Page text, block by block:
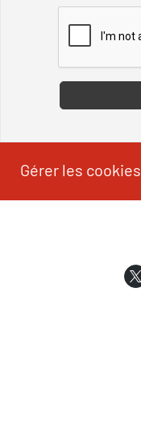
Gérer les cookies